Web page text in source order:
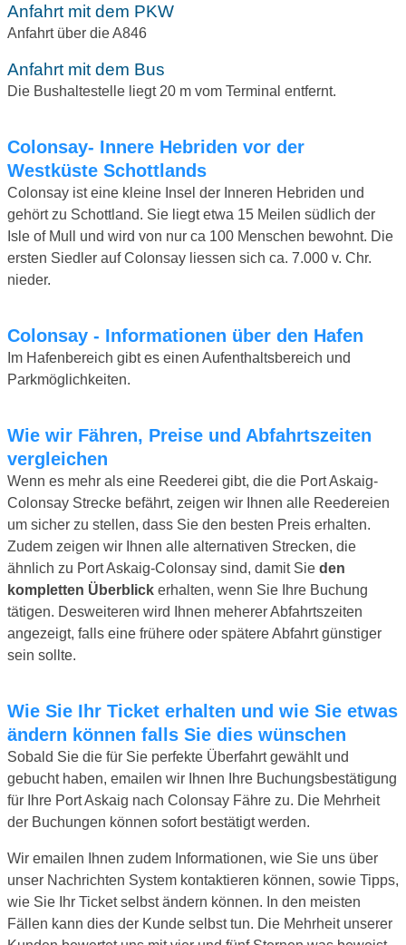
Anfahrt mit dem PKW
Anfahrt über die A846
Anfahrt mit dem Bus
Die Bushaltestelle liegt 20 m vom Terminal entfernt.
Colonsay- Innere Hebriden vor der
Westküste Schottlands
Colonsay ist eine kleine Insel der Inneren Hebriden und
gehört zu Schottland. Sie liegt etwa 15 Meilen südlich der
Isle of Mull und wird von nur ca 100 Menschen bewohnt. Die
ersten Siedler auf Colonsay liessen sich ca. 7.000 v. Chr.
nieder.
Colonsay - Informationen über den Hafen
Im Hafenbereich gibt es einen Aufenthaltsbereich und
Parkmöglichkeiten.
Wie wir Fähren, Preise und Abfahrtszeiten
vergleichen
Wenn es mehr als eine Reederei gibt, die die Port Askaig-
Colonsay Strecke befährt, zeigen wir Ihnen alle Reedereien
um sicher zu stellen, dass Sie den besten Preis erhalten.
Zudem zeigen wir Ihnen alle alternativen Strecken, die
ähnlich zu Port Askaig-Colonsay sind, damit Sie den
kompletten Überblick erhalten, wenn Sie Ihre Buchung
tätigen. Desweiteren wird Ihnen meherer Abfahrtszeiten
angezeigt, falls eine frühere oder spätere Abfahrt günstiger
sein sollte.
Wie Sie Ihr Ticket erhalten und wie Sie etwas
ändern können falls Sie dies wünschen
Sobald Sie die für Sie perfekte Überfahrt gewählt und
gebucht haben, emailen wir Ihnen Ihre Buchungsbestätigung
für Ihre Port Askaig nach Colonsay Fähre zu. Die Mehrheit
der Buchungen können sofort bestätigt werden.
Wir emailen Ihnen zudem Informationen, wie Sie uns über
unser Nachrichten System kontaktieren können, sowie Tipps,
wie Sie Ihr Ticket selbst ändern können. In den meisten
Fällen kann dies der Kunde selbst tun. Die Mehrheit unserer